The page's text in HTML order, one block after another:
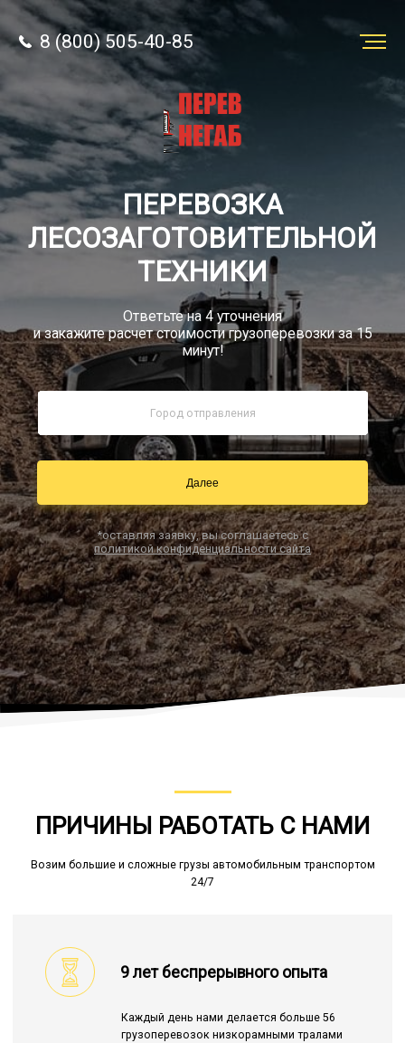
8 (800) 505-40-85
Звонок по РФ бесплатно
sale@simtruck-negabarit.ru
8 (800) 505-40-85
ПЕРЕВОЗКА
ЛЕСОЗАГОТОВИТЕЛЬНОЙ
ТЕХНИКИ
Ответьте на 4 уточнения
и закажите расчет стоимости грузоперевозки за 15
минут!
Далее
*оставляя заявку, вы соглашаетесь с
политикой конфиденциальности сайта
ПРИЧИНЫ РАБОТАТЬ С НАМИ
Возим большие и сложные грузы автомобильным транспортом
24/7
9 лет беспрерывного опыта
Каждый день нами делается больше 56
грузоперевозок низкорамными тралами